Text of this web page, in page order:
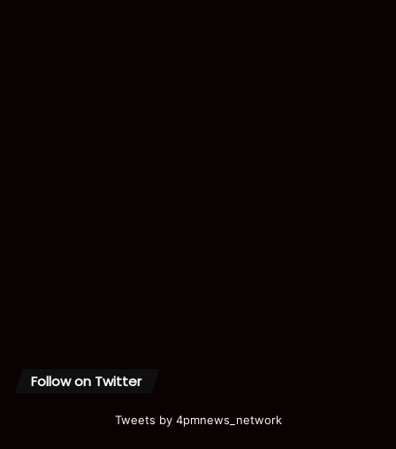
Follow on Twitter
Tweets by 4pmnews_network